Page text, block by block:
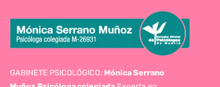
GABINETE PSICOLÓGICO: Mónica Serrano